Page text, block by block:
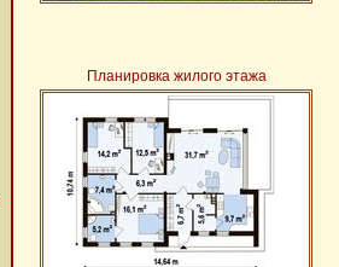
Планировка жилого этажа